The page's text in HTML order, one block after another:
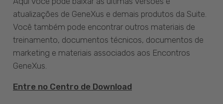
atualizações de GeneXus e demais produtos da Suite.
Você também pode encontrar outros materiais de
treinamento, documentos técnicos, documentos de
marketing e materiais associados aos Encontros
GeneXus.
Entre no Centro de Download